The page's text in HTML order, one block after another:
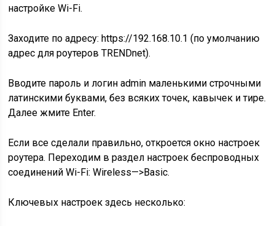
настройке Wi-Fi.
Заходите по адресу: https://192.168.10.1 (по умолчанию
адрес для роутеров TRENDnet).
Вводите пароль и логин admin маленькими строчными
латинскими буквами, без всяких точек, кавычек и тире.
Далее жмите Enter.
Если все сделали правильно, откроется окно настроек
роутера. Переходим в раздел настроек беспроводных
соединений Wi-Fi: Wireless—>Basic.
Ключевых настроек здесь несколько: